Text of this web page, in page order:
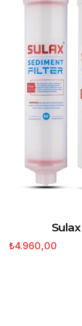
₺4.960,00